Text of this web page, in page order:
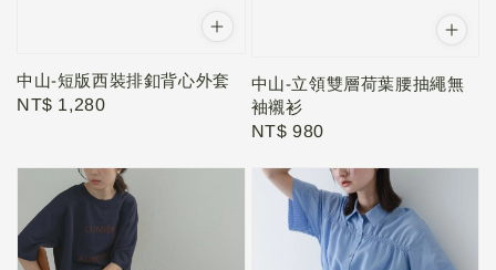
中山-短版西裝排釦背心外套
Regular
NT$ 1,280
中山-立領雙層荷葉腰抽繩無
袖襯衫
Regular
NT$ 980